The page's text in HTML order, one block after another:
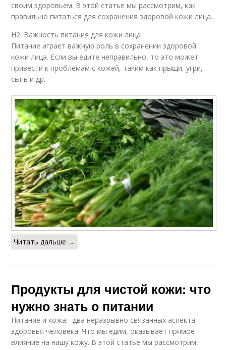
своим здоровьем. В этой статье мы рассмотрим, как
правильно питаться для сохранения здоровой кожи лица.
H2. Важность питания для кожи лица
Питание играет важную роль в сохранении здоровой
кожи лица. Если вы едите неправильно, то это может
привести к проблемам с кожей, таким как прыщи, угри,
сыпь и др.
Читать дальше →
Продукты для чистой кожи: что
нужно знать о питании
Питание и кожа - два неразрывно связанных аспекта
здоровья человека. Что мы едим, оказывает прямое
влияние на нашу кожу. В этой статье мы рассмотрим,